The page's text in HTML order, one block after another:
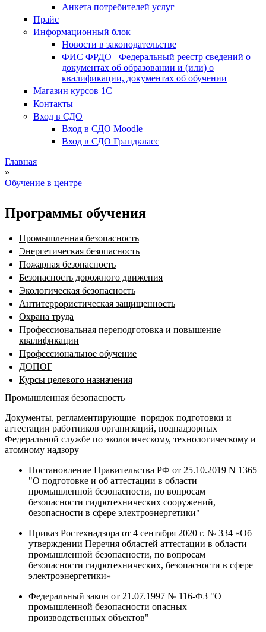
Анкета потребителей услуг
Прайс
Информационный блок
Новости в законодательстве
ФИС ФРДО– Федеральный реестр сведений о
документах об образовании и (или) о
квалификации, документах об обучении
Магазин курсов 1С
Контакты
Вход в СДО
Вход в СДО Moodle
Вход в СДО Грандкласс
Вы здесь
Главная
»
Обучение в центре
Программы обучения
Промышленная безопасность
Энергетическая безопасность
Пожарная безопасность
Безопасность дорожного движения
Экологическая безопасность
Антитеррористическая защищенность
Охрана труда
Профессиональная переподготовка и повышение
квалификации
Профессиональное обучение
ДОПОГ
Курсы целевого назначения
Промышленная безопасность
Документы, регламентирующие порядок подготовки и
аттестации работников организаций, поднадзорных
Федеральной службе по экологическому, технологическому и
атомному надзору
Постановление Правительства РФ от 25.10.2019 N 1365
"О подготовке и об аттестации в области
промышленной безопасности, по вопросам
безопасности гидротехнических сооружений,
безопасности в сфере электроэнергетики"
Приказ Ростехнадзора от 4 сентября 2020 г. № 334 «Об
утверждении Перечня областей аттестации в области
промышленной безопасности, по вопросам
безопасности гидротехнических, безопасности в сфере
электроэнергетики»
Федеральный закон от 21.07.1997 № 116-ФЗ "О
промышленной безопасности опасных
производственных объектов"